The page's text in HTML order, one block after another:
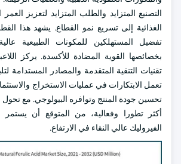
التصنيع المتزايد والطلب المتزايد لتعزيز
الغذائية إلى تسريع نمو القطاع. يشهد هذا
تفضيل المستهلكين للمكونات الطبيعية
بخصائصها القوية المضادة للأكسدة. يركز
تقنيات التنقية المتقدمة والمصادر المستدامة
تعمل الابتكارات في عمليات الاستخراج
تحسين جودة المنتج وتوافره البيولوجي. مع تحول
أكثر تطورا وفعالية، من المتوقع أن
الفيروليك عالي النقاء في الارتفاع.